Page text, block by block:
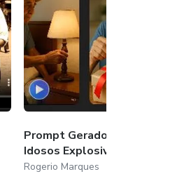
Prompt Gerador de Vídeos:
Idosos Explosivos
Rogerio Marques